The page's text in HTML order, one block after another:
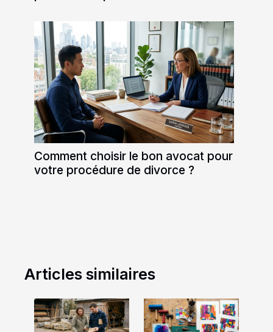
Comment choisir le bon avocat pour
votre procédure de divorce ?
Articles similaires